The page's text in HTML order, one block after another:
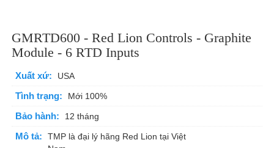
GMRTD600 - Red Lion Controls - Graphite
Module - 6 RTD Inputs
Xuất xứ: USA
Tình trạng: Mới 100%
Bảo hành: 12 tháng
Mô tả:
TMP là đại lý hãng Red Lion tại Việt